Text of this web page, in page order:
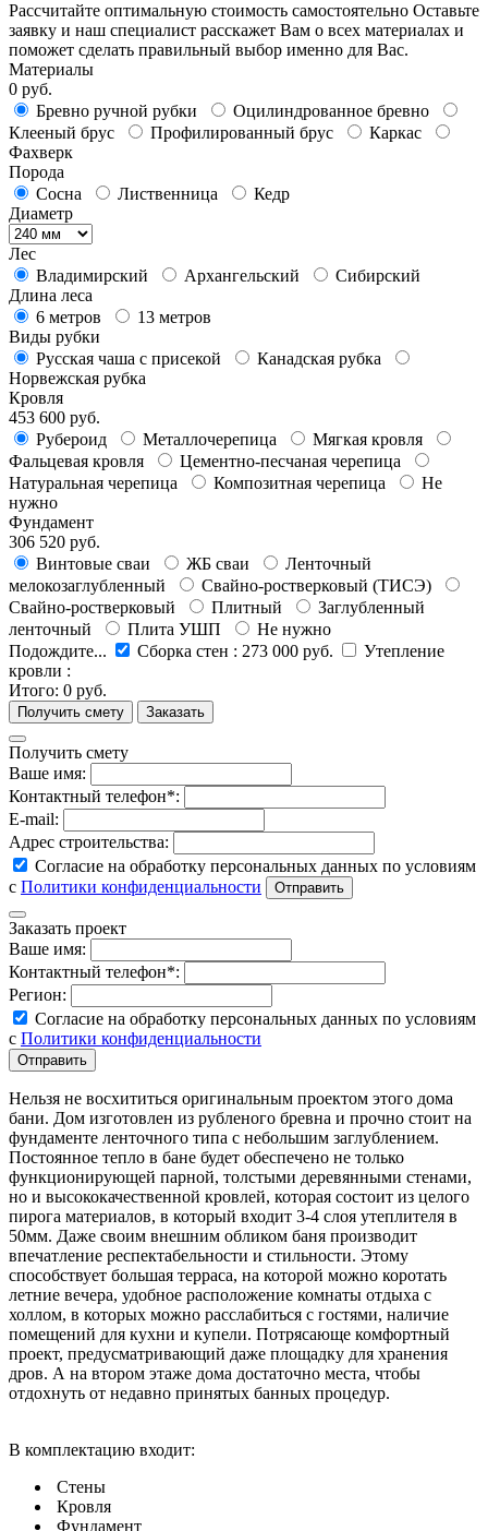
Рассчитайте оптимальную стоимость самостоятельно Оставьте
заявку и наш специалист расскажет Вам о всех материалах и
поможет сделать правильный выбор именно для Вас.
Материалы
0 руб.
Бревно ручной рубки
Оцилиндрованное бревно
Клееный брус
Профилированный брус
Каркас
Фахверк
Порода
Сосна
Лиственница
Кедр
Диаметр
Лес
Владимирский
Архангельский
Сибирский
Длина леса
6 метров
13 метров
Виды рубки
Русская чаша с присекой
Канадская рубка
Норвежская рубка
Кровля
453 600 руб.
Рубероид
Металлочерепица
Мягкая кровля
Фальцевая кровля
Цементно-песчаная черепица
Натуральная черепица
Композитная черепица
Не
нужно
Фундамент
306 520 руб.
Винтовые сваи
ЖБ сваи
Ленточный
мелокозаглубленный
Свайно-ростверковый (ТИСЭ)
Свайно-ростверковый
Плитный
Заглубленный
ленточный
Плита УШП
Не нужно
Подождите...
Сборка стен : 273 000 руб.
Утепление
кровли :
Итого: 0 руб.
Получить смету
Ваше имя:
Контактный телефон*:
E-mail:
Адрес строительства:
Согласие на обработку персональных данных по условиям
с Политики конфиденциальности
Заказать проект
Ваше имя:
Контактный телефон*:
Регион:
Согласие на обработку персональных данных по условиям
с Политики конфиденциальности
Нельзя не восхититься оригинальным проектом этого дома
бани. Дом изготовлен из рубленого бревна и прочно стоит на
фундаменте ленточного типа с небольшим заглублением.
Постоянное тепло в бане будет обеспечено не только
функционирующей парной, толстыми деревянными стенами,
но и высококачественной кровлей, которая состоит из целого
пирога материалов, в который входит 3-4 слоя утеплителя в
50мм. Даже своим внешним обликом баня производит
впечатление респектабельности и стильности. Этому
способствует большая терраса, на которой можно коротать
летние вечера, удобное расположение комнаты отдыха с
холлом, в которых можно расслабиться с гостями, наличие
помещений для кухни и купели. Потрясающе комфортный
проект, предусматривающий даже площадку для хранения
дров. А на втором этаже дома достаточно места, чтобы
отдохнуть от недавно принятых банных процедур.
В комплектацию входит:
Стены
Кровля
Фундамент